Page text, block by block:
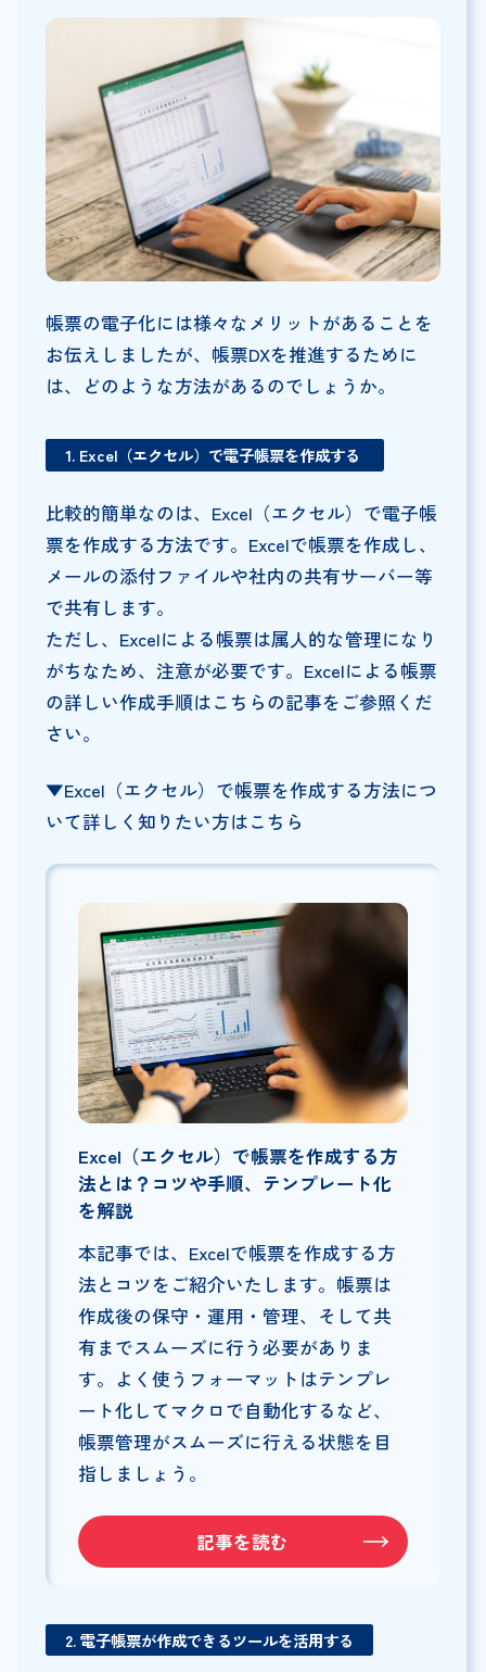
帳票の電子化には様々なメリットがあることを
お伝えしましたが、帳票DXを推進するために
は、どのような方法があるのでしょうか。
1. Excel（エクセル）で電子帳票を作成する
比較的簡単なのは、Excel（エクセル）で電子帳
票を作成する方法です。Excelで帳票を作成し、
メールの添付ファイルや社内の共有サーバー等
で共有します。
ただし、Excelによる帳票は属人的な管理になり
がちなため、注意が必要です。Excelによる帳票
の詳しい作成手順はこちらの記事をご参照くだ
さい。
▼Excel（エクセル）で帳票を作成する方法につ
いて詳しく知りたい方はこちら
記事を読む
Excel（エクセル）で帳票を作成する方
法とは？コツや手順、テンプレート化
を解説
本記事では、Excelで帳票を作成する方
法とコツをご紹介いたします。帳票は
作成後の保守・運用・管理、そして共
有までスムーズに行う必要がありま
す。よく使うフォーマットはテンプレ
ート化してマクロで自動化するなど、
帳票管理がスムーズに行える状態を目
指しましょう。
2. 電子帳票が作成できるツールを活用する